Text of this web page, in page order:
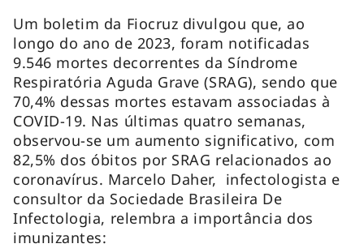
Um boletim da Fiocruz divulgou que, ao
longo do ano de 2023, foram notificadas
9.546 mortes decorrentes da Síndrome
Respiratória Aguda Grave (SRAG), sendo que
70,4% dessas mortes estavam associadas à
COVID-19. Nas últimas quatro semanas,
observou-se um aumento significativo, com
82,5% dos óbitos por SRAG relacionados ao
coronavírus. Marcelo Daher, infectologista e
consultor da Sociedade Brasileira De
Infectologia, relembra a importância dos
imunizantes: